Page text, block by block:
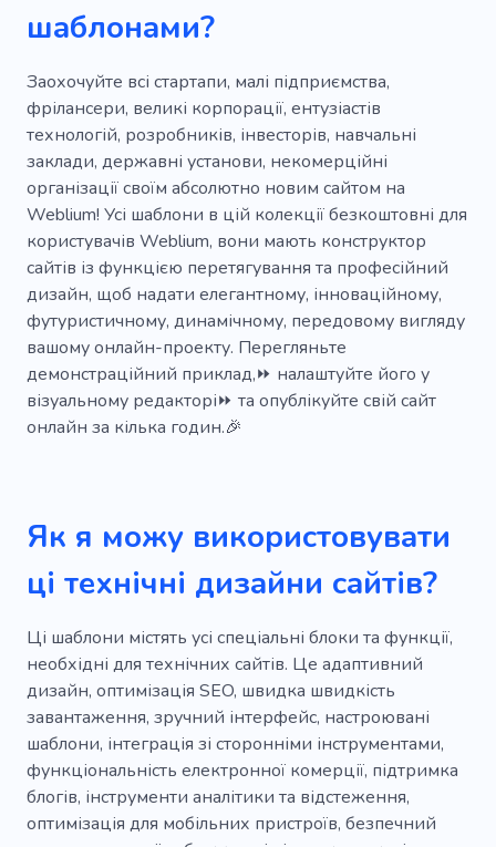
Компанія
Запуск
Штучний інтелект
Агентство
Технологічні рішення
Курс
Кодування
Вебдизайн
Консалтинг
Консалтингова компанія
Підприємство
Управління
Підтримка
Управління проектами
Інформація
Аналітика
Професійні послуги
Послуги
Цифровий брендинг
Комерційний
Офіс
Електричний
Обладнання
Нова віртуальна реальність
Мережі
Навчання Світ it
Ноутбук
Робота
Баланс IT
Освіта
Консультації
Організація
Продукт
Дані
Промисловість Мережі
шаблонами?
Заохочуйте всі стартапи, малі підприємства,
фрілансери, великі корпорації, ентузіастів
технологій, розробників, інвесторів, навчальні
заклади, державні установи, некомерційні
організації своїм абсолютно новим сайтом на
Weblium! Усі шаблони в цій колекції безкоштовні для
користувачів Weblium, вони мають конструктор
сайтів із функцією перетягування та професійний
дизайн, щоб надати елегантному, інноваційному,
футуристичному, динамічному, передовому вигляду
вашому онлайн-проекту. Перегляньте
демонстраційний приклад,⏩ налаштуйте його у
візуальному редакторі⏩ та опублікуйте свій сайт
онлайн за кілька годин.🎉
Як я можу використовувати
ці технічні дизайни сайтів?
Ці шаблони містять усі спеціальні блоки та функції,
необхідні для технічних сайтів. Це адаптивний
дизайн, оптимізація SEO, швидка швидкість
завантаження, зручний інтерфейс, настроювані
шаблони, інтеграція зі сторонніми інструментами,
функціональність електронної комерції, підтримка
блогів, інструменти аналітики та відстеження,
оптимізація для мобільних пристроїв, безпечний